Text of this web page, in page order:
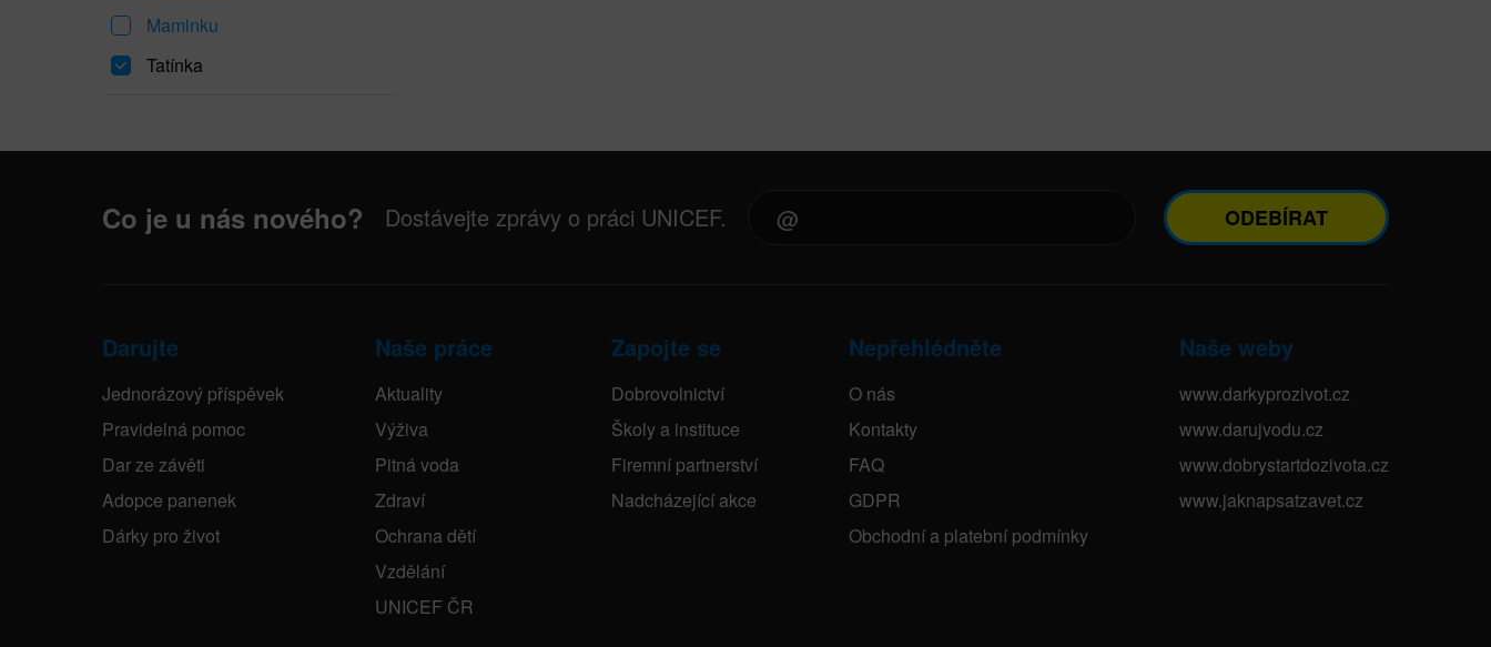
Maminku
Tatínka
Co je u nás nového? Dostávejte zprávy o práci UNICEF. ODEBÍRAT
Darujte
Jednorázový příspěvek
Pravidelná pomoc
Dar ze závěti
Adopce panenek
Dárky pro život
Naše práce
Aktuality
Výživa
Pitná voda
Zdraví
Ochrana dětí
Vzdělání
UNICEF ČR
Zapojte se
Dobrovolnictví
Školy a instituce
Firemní partnerství
Nadcházející akce
Nepřehlédněte
O nás
Kontakty
FAQ
GDPR
Obchodní a platební podmínky
Naše weby
www.darkyprozivot.cz
www.darujvodu.cz
www.dobrystartdozivota.cz
www.jaknapsatzavet.cz